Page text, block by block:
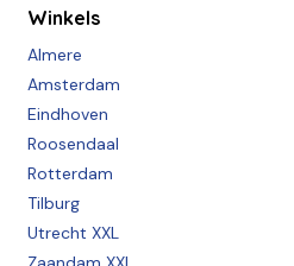
Winkels
Almere
Amsterdam
Eindhoven
Roosendaal
Rotterdam
Tilburg
Utrecht XXL